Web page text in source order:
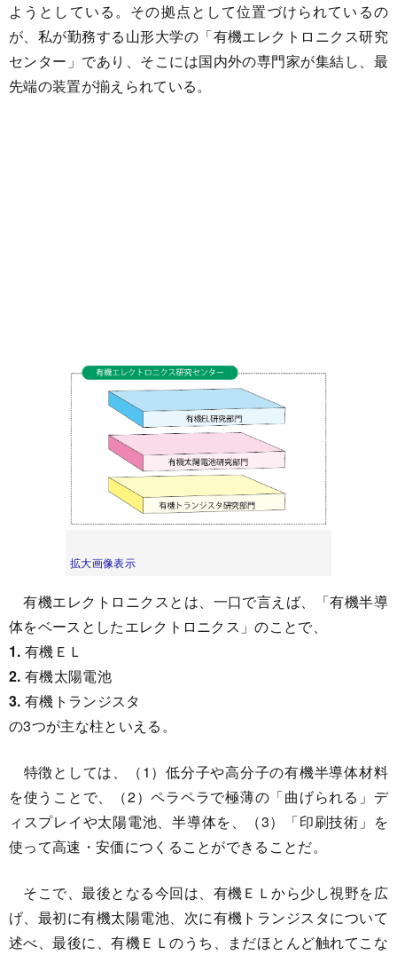
ようとしている。その拠点として位置づけられているの
が、私が勤務する山形大学の「有機エレクトロニクス研究
センター」であり、そこには国内外の専門家が集結し、最
先端の装置が揃えられている。
拡大画像表示
有機エレクトロニクスとは、一口で言えば、「有機半導
体をベースとしたエレクトロニクス」のことで、
1. 有機ＥＬ
2. 有機太陽電池
3. 有機トランジスタ
の3つが主な柱といえる。
特徴としては、（1）低分子や高分子の有機半導体材料
を使うことで、（2）ペラペラで極薄の「曲げられる」デ
ィスプレイや太陽電池、半導体を、（3）「印刷技術」を
使って高速・安価につくることができることだ。
そこで、最後となる今回は、有機ＥＬから少し視野を広
げ、最初に有機太陽電池、次に有機トランジスタについて
述べ、最後に、有機ＥＬのうち、まだほとんど触れてこな